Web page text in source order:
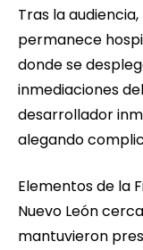
Tras la
permanece
donde se
inmediaciones
desarrollador
alegando
Elementos de la
Nuevo León
mantuvieron